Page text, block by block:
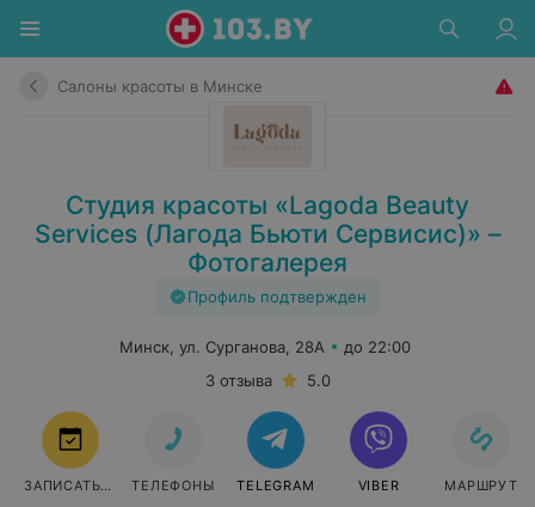
Салоны красоты в Минске
Студия красоты «Lagoda Beauty
Services (Лагода Бьюти Сервисис)» –
Фотогалерея
Профиль подтвержден
Минск, ул. Сурганова, 28А
до 22:00
3 отзыва
5.0
ЗАПИСАТЬСЯ ТЕЛЕФОНЫ TELEGRAM VIBER МАРШРУТ